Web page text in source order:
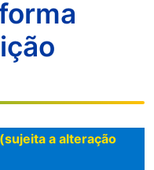
(sujeita a alteração